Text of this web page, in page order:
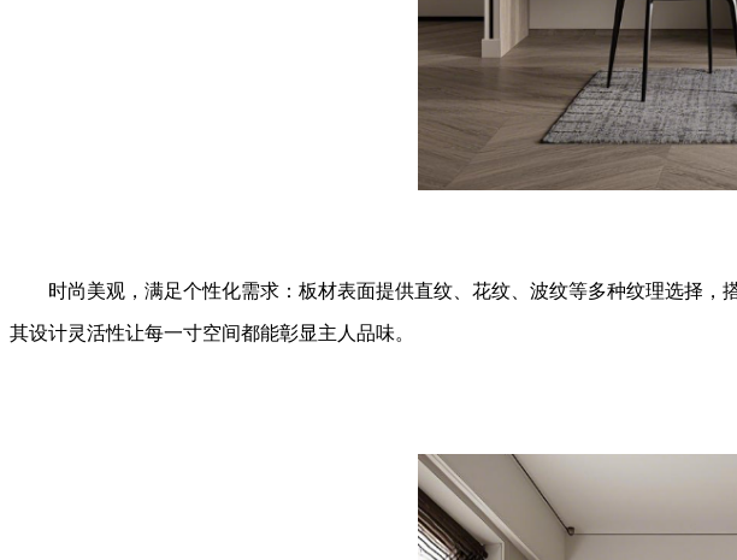
时尚美观，满足个性化需求：板材表面提供直纹、花纹、波纹等多种纹理选择
其设计灵活性让每一寸空间都能彰显主人品味。